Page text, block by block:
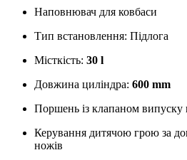
Наповнювач для ковбаси
Тип встановлення: Підлога
Місткість: 30 l
Довжина циліндра: 600 mm
Поршень із клапаном випуску
Керування дитячою грою за
ножів